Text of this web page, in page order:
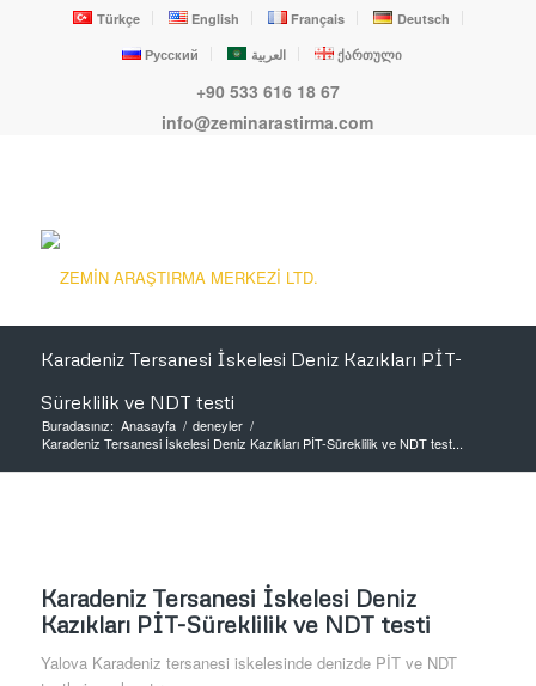
Türkçe English Français
Deutsch
Русский
العربية ქართული
+90 533 616 18 67
info@zeminarastirma.com
Karadeniz Tersanesi İskelesi Deniz Kazıkları PİT-
Süreklilik ve NDT testi
Buradasınız: Anasayfa / deneyler /
Karadeniz Tersanesi İskelesi Deniz Kazıkları PİT-Süreklilik ve NDT test...
Karadeniz Tersanesi İskelesi Deniz
Kazıkları PİT-Süreklilik ve NDT testi
Yalova Karadeniz tersanesi iskelesinde denizde PİT ve NDT